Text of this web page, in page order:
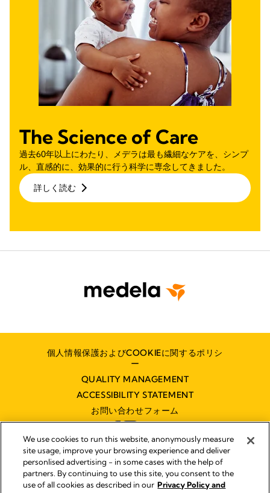
The Science of Care
過去60年以上にわたり、メデラは最も繊細なケアを、シンプ
ル、直感的に、効果的に行う科学に専念してきました。
詳しく読む
個人情報保護およびCOOKIEに関するポリシ
ー
QUALITY MANAGEMENT
ACCESSIBILITY STATEMENT
お問い合わせフォーム
インプリント
Legal Notice
We use cookies to run this website, anonymously measure
site usage, improve your browsing experience and deliver
personlised advertising - in some cases with the help of
partners. By continuing to use this site, you consent to the
use of all cookies as described in our Privacy Policy and